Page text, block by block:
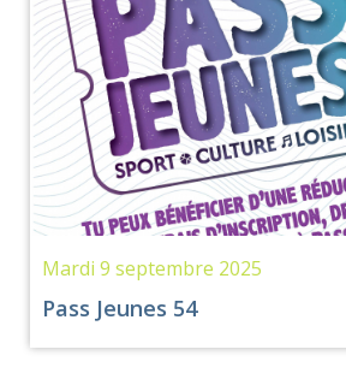
Mardi 9 septembre 2025
Pass Jeunes 54